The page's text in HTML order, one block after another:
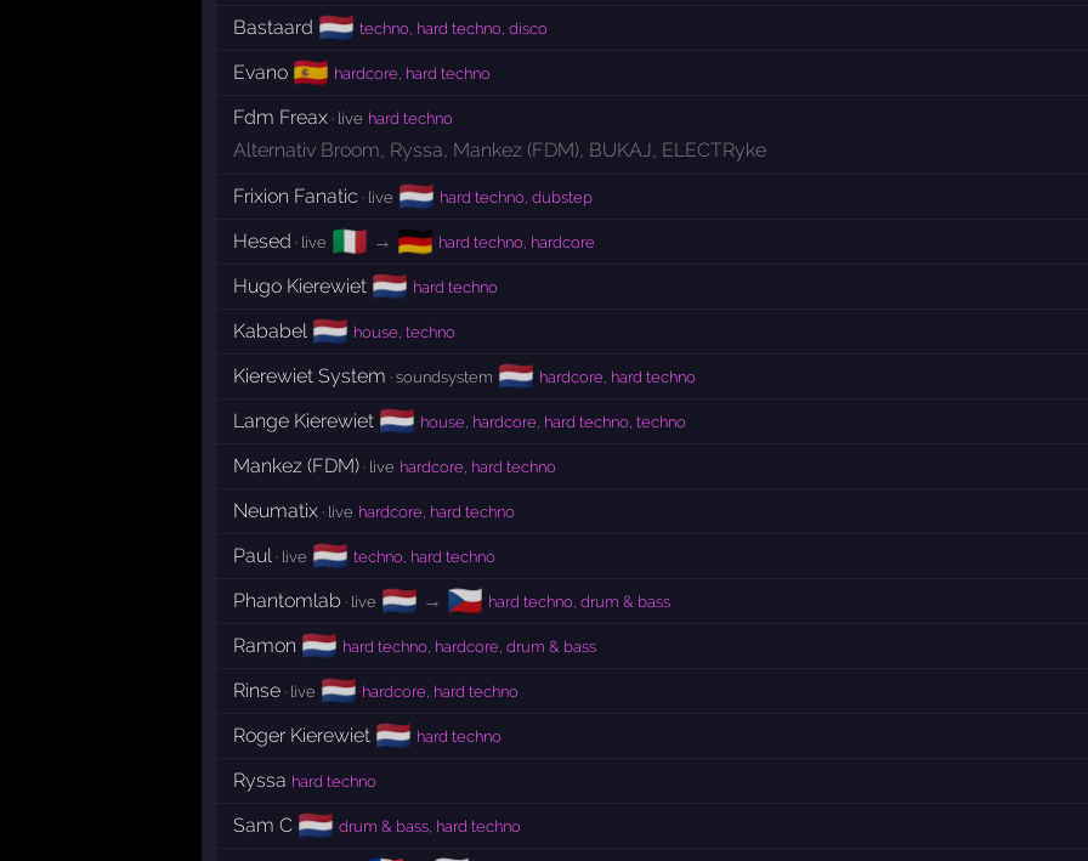
Bastaard 🇳🇱 techno, hard techno, disco
Evano 🇪🇸 hardcore, hard techno
Fdm Freax· live hard techno
Alternativ Broom, Ryssa, Mankez (FDM), BUKAJ, ELECTRyke
Frixion Fanatic · live 🇳🇱 hard techno, dubstep
Hesed · live 🇮🇹 → 🇩🇪 hard techno, hardcore
Hugo Kierewiet 🇳🇱 hard techno
Kababel 🇳🇱 house, techno
Kierewiet System · soundsystem 🇳🇱 hardcore, hard techno
Lange Kierewiet 🇳🇱 house, hardcore, hard techno, techno
Mankez (FDM)· live hardcore, hard techno
Neumatix· live hardcore, hard techno
Paul · live 🇳🇱 techno, hard techno
Phantomlab · live 🇳🇱 → 🇨🇿 hard techno, drum & bass
Ramon 🇳🇱 hard techno, hardcore, drum & bass
Rinse· live 🇳🇱 hardcore, hard techno
Roger Kierewiet 🇳🇱 hard techno
Ryssa hard techno
Sam C 🇳🇱 drum & bass, hard techno